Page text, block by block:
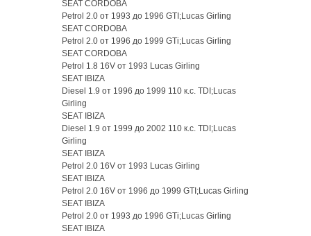
SEAT CORDOBA
Petrol 2.0 от 1993 до 1996 GTI;Lucas Girling
SEAT CORDOBA
Petrol 2.0 от 1996 до 1999 GTi;Lucas Girling
SEAT CORDOBA
Petrol 1.8 16V от 1993 Lucas Girling
SEAT IBIZA
Diesel 1.9 от 1996 до 1999 110 к.с. TDI;Lucas
Girling
SEAT IBIZA
Diesel 1.9 от 1999 до 2002 110 к.с. TDI;Lucas
Girling
SEAT IBIZA
Petrol 2.0 16V от 1993 Lucas Girling
SEAT IBIZA
Petrol 2.0 16V от 1996 до 1999 GTI;Lucas Girling
SEAT IBIZA
Petrol 2.0 от 1993 до 1996 GTi;Lucas Girling
SEAT IBIZA